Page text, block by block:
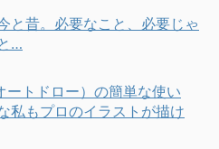
と昔。必要なこと、必要じゃ
…
トドロー）の簡単な使い
私もプロのイラストが描け